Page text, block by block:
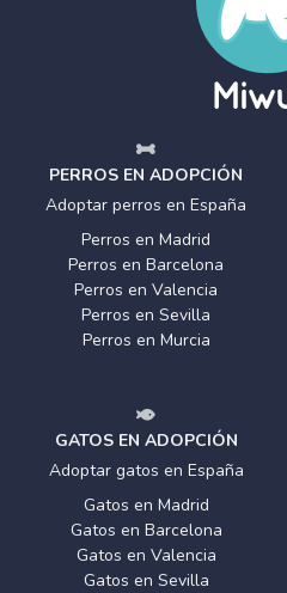
PERROS EN ADOPCIÓN
Adoptar perros en España
Perros en Madrid
Perros en Barcelona
Perros en Valencia
Perros en Sevilla
Perros en Murcia
GATOS EN ADOPCIÓN
Adoptar gatos en España
Gatos en Madrid
Gatos en Barcelona
Gatos en Valencia
Gatos en Sevilla